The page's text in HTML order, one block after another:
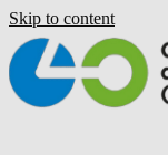
Skip to content